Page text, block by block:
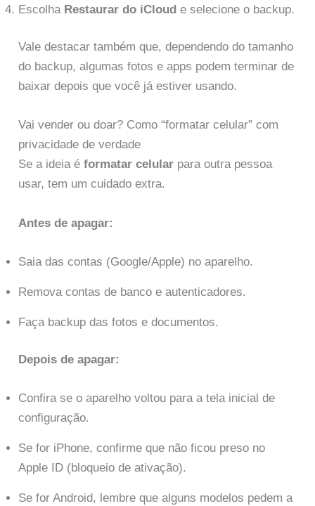
Escolha Restaurar do iCloud e selecione o backup.
Vale destacar também que, dependendo do tamanho
do backup, algumas fotos e apps podem terminar de
baixar depois que você já estiver usando.
Vai vender ou doar? Como “formatar celular” com
privacidade de verdade
Se a ideia éformatar celular para outra pessoa
usar, tem um cuidado extra.
Antes de apagar:
Saia das contas (Google/Apple) no aparelho.
Remova contas de banco e autenticadores.
Faça backup das fotos e documentos.
Depois de apagar:
Confira se o aparelho voltou para a tela inicial de
configuração.
Se for iPhone, confirme que não ficou preso no
Apple ID (bloqueio de ativação).
Se for Android, lembre que alguns modelos pedem a